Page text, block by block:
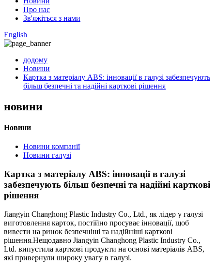
Про нас
Зв'яжіться з нами
English
додому
Новини
Картка з матеріалу ABS: інновації в галузі забезпечують
більш безпечні та надійні карткові рішення
новини
Новини
Новини компанії
Новини галузі
Картка з матеріалу ABS: інновації в галузі
забезпечують більш безпечні та надійні карткові
рішення
Jiangyin Changhong Plastic Industry Co., Ltd., як лідер у галузі
виготовлення карток, постійно просуває інновації, щоб
вивести на ринок безпечніші та надійніші карткові
рішення.Нещодавно Jiangyin Changhong Plastic Industry Co.,
Ltd. випустила карткові продукти на основі матеріалів ABS,
які привернули широку увагу в галузі.